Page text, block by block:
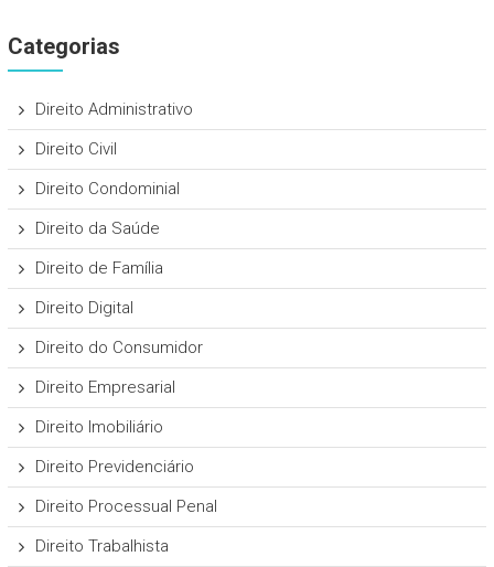
Categorias
Direito Administrativo
Direito Civil
Direito Condominial
Direito da Saúde
Direito de Família
Direito Digital
Direito do Consumidor
Direito Empresarial
Direito Imobiliário
Direito Previdenciário
Direito Processual Penal
Direito Trabalhista